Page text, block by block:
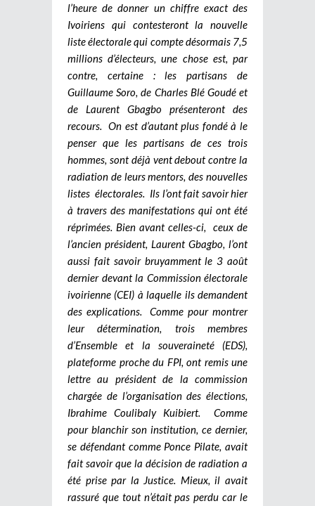
l’heure de donner un chiffre exact des
Ivoiriens qui contesteront la nouvelle
liste électorale qui compte désormais 7,5
millions d’électeurs, une chose est, par
contre, certaine : les partisans de
Guillaume Soro, de Charles Blé Goudé et
de Laurent Gbagbo présenteront des
recours. On est d’autant plus fondé à le
penser que les partisans de ces trois
hommes, sont déjà vent debout contre la
radiation de leurs mentors, des nouvelles
listes électorales. Ils l’ont fait savoir hier
à travers des manifestations qui ont été
réprimées. Bien avant celles-ci, ceux de
l’ancien président, Laurent Gbagbo, l’ont
aussi fait savoir bruyamment le 3 août
dernier devant la Commission électorale
ivoirienne (CEI) à laquelle ils demandent
des explications. Comme pour montrer
leur détermination, trois membres
d’Ensemble et la souveraineté (EDS),
plateforme proche du FPI, ont remis une
lettre au président de la commission
chargée de l’organisation des élections,
Ibrahime Coulibaly Kuibiert. Comme
pour blanchir son institution, ce dernier,
se défendant comme Ponce Pilate, avait
fait savoir que la décision de radiation a
été prise par la Justice. Mieux, il avait
rassuré que tout n’était pas perdu car le